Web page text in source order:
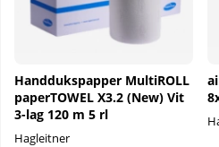
Handdukspapper MultiROLL
paperTOWEL X3.2 (New) Vit
3-lag 120 m 5 rl
Hagleitner